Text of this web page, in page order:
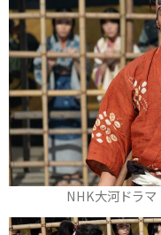
NHK大河ドラマ